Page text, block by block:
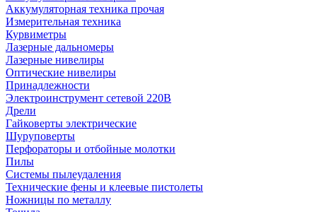
Аккумуляторная техника прочая
Измерительная техника
Курвиметры
Лазерные дальномеры
Лазерные нивелиры
Оптические нивелиры
Принадлежности
Электроинструмент сетевой 220В
Дрели
Гайковерты электрические
Шуруповерты
Перфораторы и отбойные молотки
Пилы
Системы пылеудаления
Технические фены и клеевые пистолеты
Ножницы по металлу